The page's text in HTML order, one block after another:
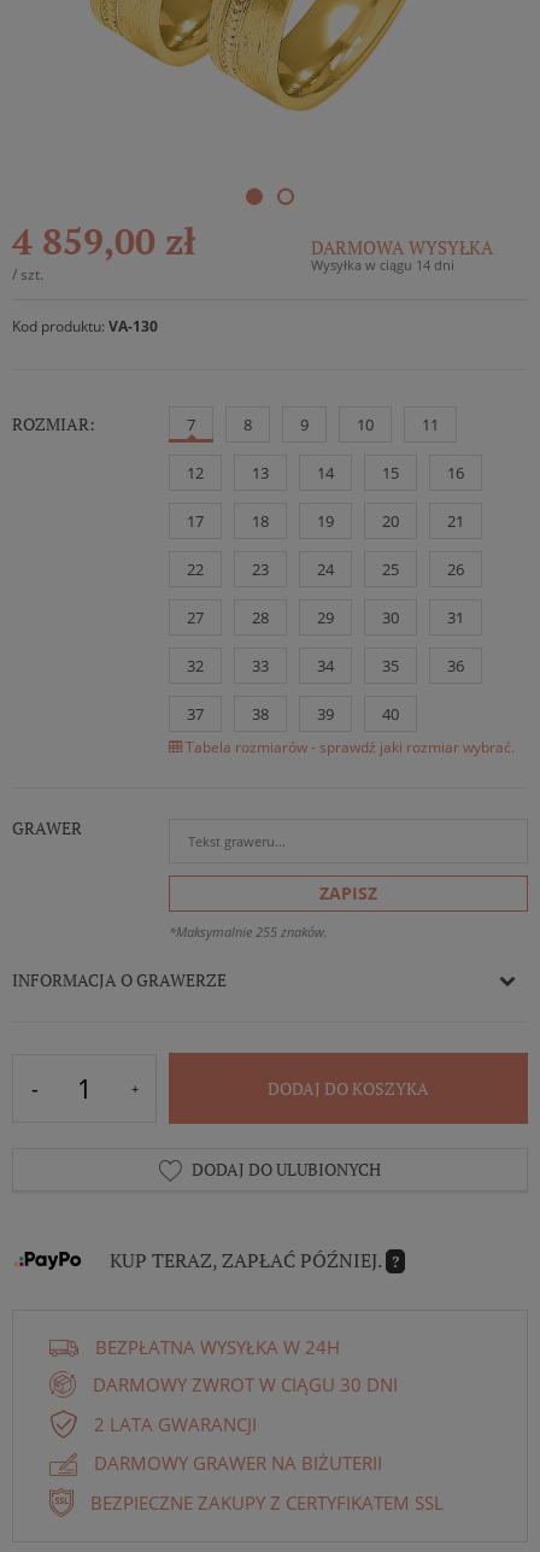
4 859,00 zł
/ szt.
DARMOWA WYSYŁKA
Wysyłka w ciągu 14 dni
Kod produktu: VA-130
ROZMIAR: 7 8 9 10 11
12 13 14 15 16
17 18 19 20 21
22 23 24 25 26
27 28 29 30 31
32 33 34 35 36
37 38 39 40
Tabela rozmiarów - sprawdź jaki rozmiar wybrać.
GRAWER
ZAPISZ
*Maksymalnie 255 znaków.
INFORMACJA O GRAWERZE
DODAJ DO KOSZYKA
DODAJ DO ULUBIONYCH
KUP TERAZ, ZAPŁAĆ PÓŹNIEJ. ?
BEZPŁATNA WYSYŁKA W 24H
DARMOWY ZWROT W CIĄGU 30 DNI
2 LATA GWARANCJI
DARMOWY GRAWER NA BIŻUTERII
BEZPIECZNE ZAKUPY Z CERTYFIKATEM SSL